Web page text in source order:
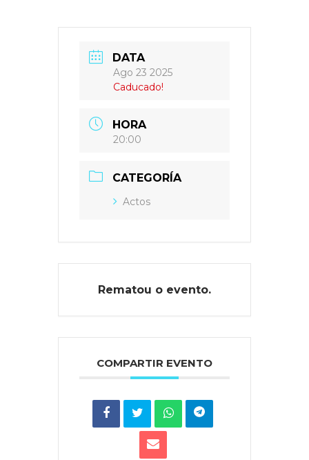
DATA
Ago 23 2025
Caducado!
HORA
20:00
CATEGORÍA
Actos
Rematou o evento.
COMPARTIR EVENTO